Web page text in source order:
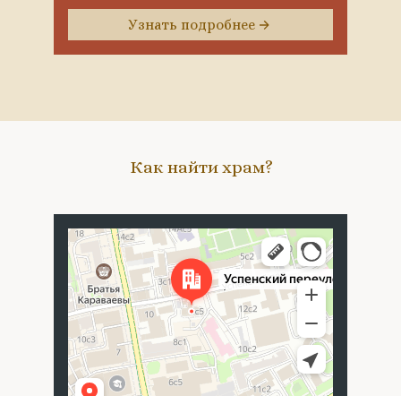
Узнать подробнее
Как найти храм?
Москва
Успенский переулок, 4с5 — Яндекс Карты